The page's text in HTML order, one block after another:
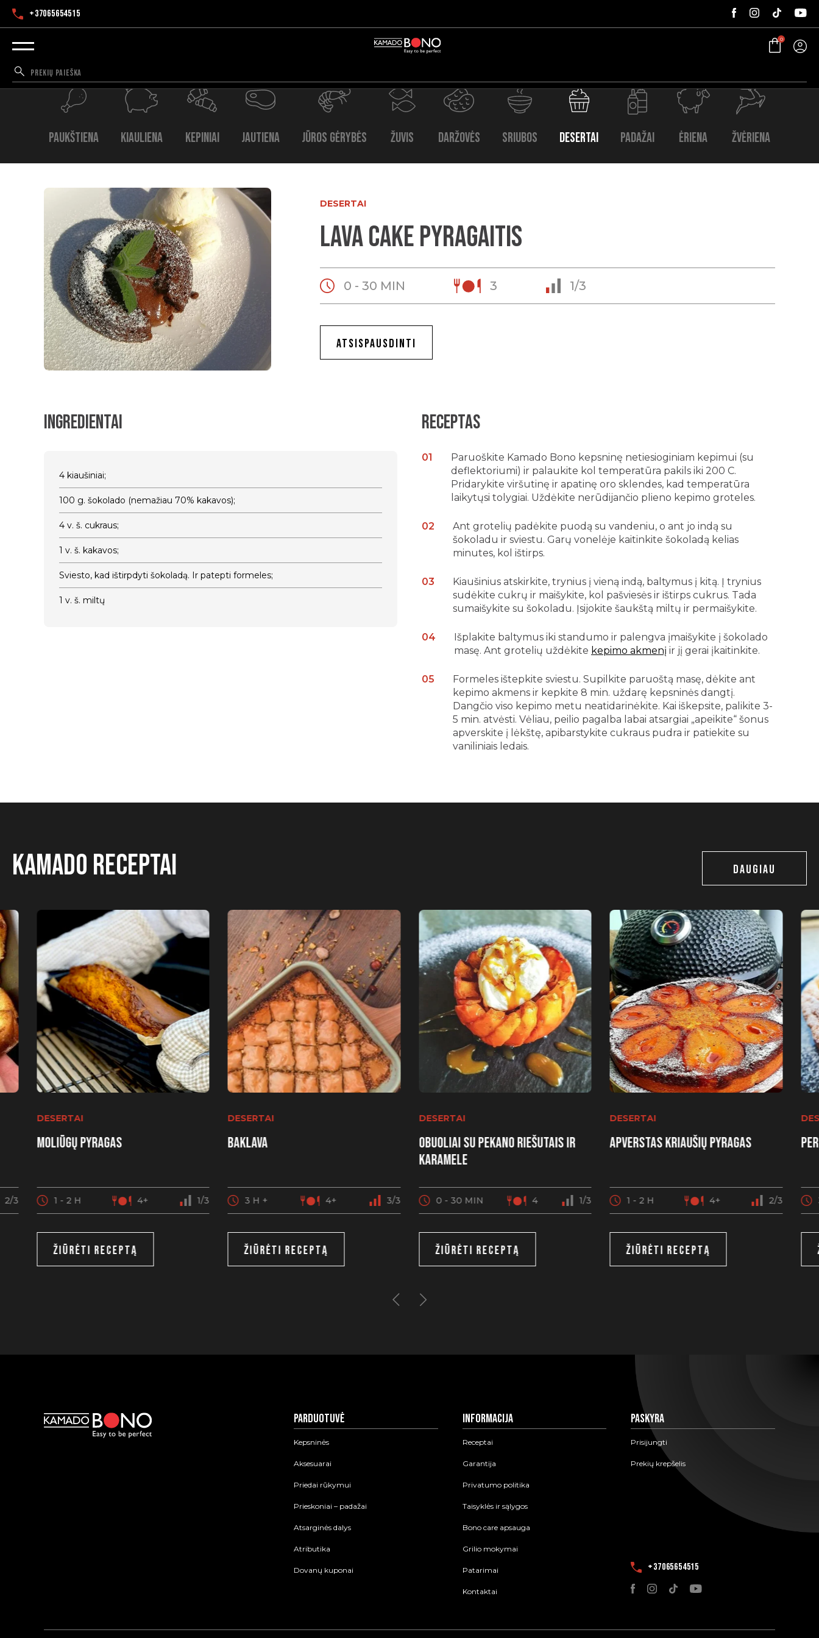
+37065654515
0
Paukštiena Kiauliena Kepiniai Jautiena Jūros gėrybės Žuvis Daržovės Sriubos Desertai Padažai Ėriena Žvėriena
DESERTAI
Lava Cake pyragaitis
0 - 30 MIN 3 1/3
ATSISPAUSDINTI
Ingredientai
4 kiaušiniai;
100 g. šokolado (nemažiau 70% kakavos);
4 v. š. cukraus;
1 v. š. kakavos;
Sviesto, kad ištirpdyti šokoladą. Ir patepti formeles;
1 v. š. miltų
Receptas
Paruoškite Kamado Bono kepsninę netiesioginiam kepimui (su
deflektoriumi) ir palaukite kol temperatūra pakils iki 200 C.
Pridarykite viršutinę ir apatinę oro sklendes, kad temperatūra
laikytųsi tolygiai. Uždėkite nerūdijančio plieno kepimo groteles.
Ant grotelių padėkite puodą su vandeniu, o ant jo indą su
šokoladu ir sviestu. Garų vonelėje kaitinkite šokoladą kelias
minutes, kol ištirps.
Kiaušinius atskirkite, trynius į vieną indą, baltymus į kitą. Į trynius
sudėkite cukrų ir maišykite, kol pašviesės ir ištirps cukrus. Tada
sumaišykite su šokoladu. Įsijokite šaukštą miltų ir permaišykite.
Išplakite baltymus iki standumo ir palengva įmaišykite į šokolado
masę. Ant grotelių uždėkite kepimo akmenį ir jį gerai įkaitinkite.
Formeles ištepkite sviestu. Supilkite paruoštą masę, dėkite ant
kepimo akmens ir kepkite 8 min. uždarę kepsninės dangtį.
Dangčio viso kepimo metu neatidarinėkite. Kai iškepsite, palikite 3-
5 min. atvėsti. Vėliau, peilio pagalba labai atsargiai „apeikite“ šonus
apverskite į lėkštę, apibarstykite cukraus pudra ir patiekite su
vaniliniais ledais.
Kamado receptai DAUGIAU
2/3
DESERTAI
Moliūgų pyragas
1 - 2 H 4+ 1/3
ŽIŪRĖTI RECEPTĄ
DESERTAI
Baklava
3 H + 4+ 3/3
ŽIŪRĖTI RECEPTĄ
DESERTAI
Obuoliai su pekano riešutais ir
karamele
0 - 30 MIN 4 1/3
ŽIŪRĖTI RECEPTĄ
DESERTAI
Apverstas kriaušių pyragas
1 - 2 H 4+ 2/3
ŽIŪRĖTI RECEPTĄ
Parduotuvė
Kepsninės
Aksesuarai
Priedai rūkymui
Prieskoniai – padažai
Atsarginės dalys
Atributika
Dovanų kuponai
Informacija
Receptai
Garantija
Privatumo politika
Taisyklės ir sąlygos
Bono care apsauga
Grilio mokymai
Patarimai
Kontaktai
Paskyra
Prisijungti
Prekių krepšelis
+37065654515